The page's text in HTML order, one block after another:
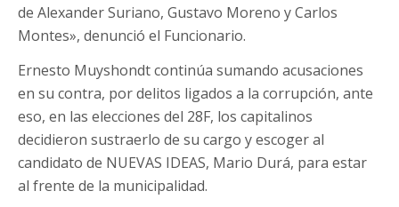
de Alexander Suriano, Gustavo Moreno y Carlos
Montes», denunció el Funcionario.
Ernesto Muyshondt continúa sumando acusaciones
en su contra, por delitos ligados a la corrupción, ante
eso, en las elecciones del 28F, los capitalinos
decidieron sustraerlo de su cargo y escoger al
candidato de NUEVAS IDEAS, Mario Durá, para estar
al frente de la municipalidad.